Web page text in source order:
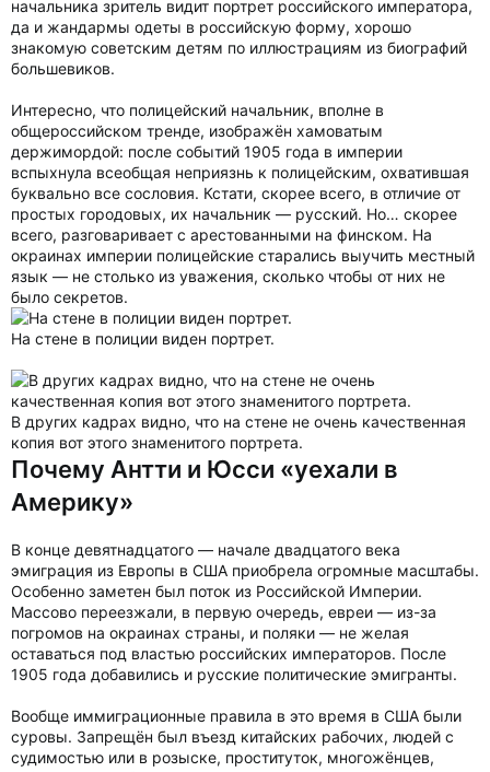
начальника зритель видит портрет российского императора,
да и жандармы одеты в российскую форму, хорошо
знакомую советским детям по иллюстрациям из биографий
большевиков.
Интересно, что полицейский начальник, вполне в
общероссийском тренде, изображён хамоватым
держимордой: после событий 1905 года в империи
вспыхнула всеобщая неприязнь к полицейским, охватившая
буквально все сословия. Кстати, скорее всего, в отличие от
простых городовых, их начальник — русский. Но… скорее
всего, разговаривает с арестованными на финском. На
окраинах империи полицейские старались выучить местный
язык — не столько из уважения, сколько чтобы от них не
было секретов.
На стене в полиции виден портрет.
В других кадрах видно, что на стене не очень качественная
копия вот этого знаменитого портрета.
Почему Антти и Юсси «уехали в
Америку»
В конце девятнадцатого — начале двадцатого века
эмиграция из Европы в США приобрела огромные масштабы.
Особенно заметен был поток из Российской Империи.
Массово переезжали, в первую очередь, евреи — из-за
погромов на окраинах страны, и поляки — не желая
оставаться под властью российских императоров. После
1905 года добавились и русские политические эмигранты.
Вообще иммиграционные правила в это время в США были
суровы. Запрещён был въезд китайских рабочих, людей с
судимостью или в розыске, проституток, многожёнцев,